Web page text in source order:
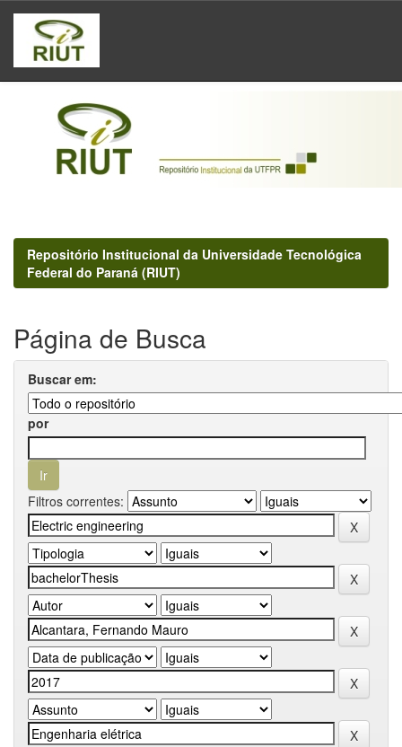
Skip
navigation
Repositório Institucional da Universidade Tecnológica
Federal do Paraná (RIUT)
Página de Busca
Buscar em:
por
Filtros correntes: